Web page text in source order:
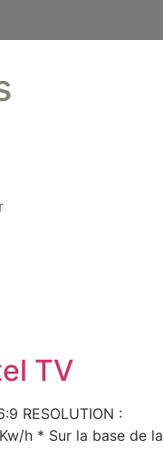
TV
RESOLUTION :
h * Sur la base de la